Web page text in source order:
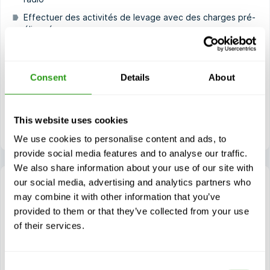
Consent Details About
This website uses cookies
We use cookies to personalise content and ads, to
provide social media features and to analyse our traffic.
We also share information about your use of our site with
our social media, advertising and analytics partners who
may combine it with other information that you’ve
provided to them or that they’ve collected from your use
of their services.
Effectuer des activités de levage avec des charges pré-
élinguées
Effectuer des activités de levage avec des charges
Effectuer des opérations de levage en dehors de la vue
difficile à déterminer
NOGEPA 1.9A Banksman